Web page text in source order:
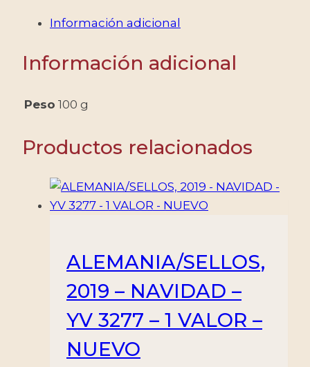
6743/46
BF
-
VALORES
BLOQUE
BLOQUE
cantidad
Información adicional
Información adicional
Peso 100 g
Productos relacionados
ALEMANIA/SELLOS,
2019 – NAVIDAD –
YV 3277 – 1 VALOR –
NUEVO